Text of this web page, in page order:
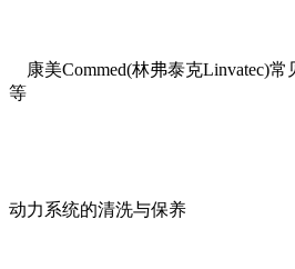
康美Commed(林弗泰克Linvatec)常
等
动力系统的清洗与保养